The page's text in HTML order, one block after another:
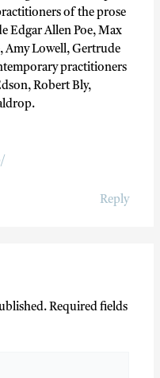
of the prose
Edgar Allen Poe, Max
Amy Lowell, Gertrude
practitioners
Robert Bly,
Reply
Required fields